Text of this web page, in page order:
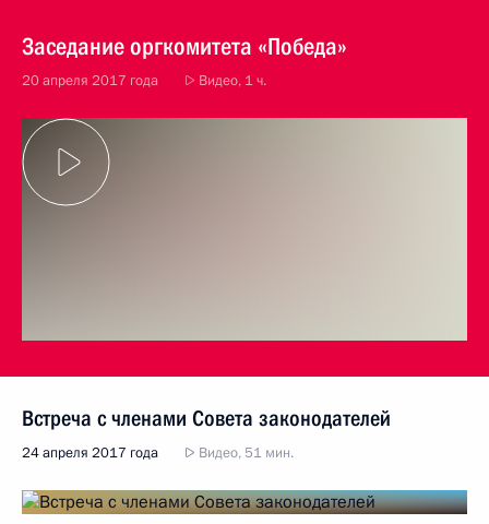
Заседание оргкомитета «Победа»
20 апреля 2017 года Видео, 1 ч.
Встреча с членами Совета законодателей
24 апреля 2017 года Видео, 51 мин.